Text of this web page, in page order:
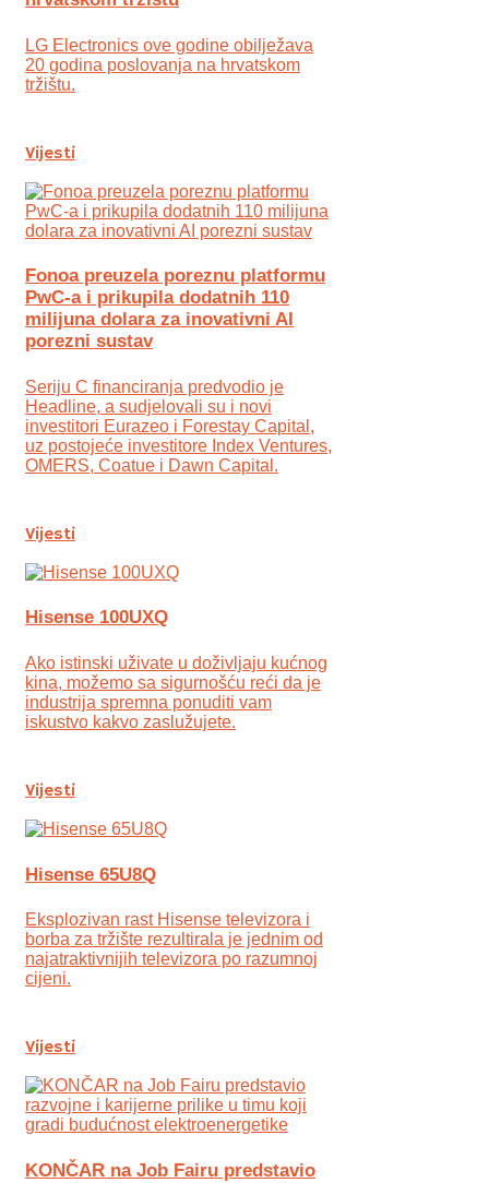
LG Electronics ove godine obilježava
20 godina poslovanja na hrvatskom
tržištu.
Vijesti
Fonoa preuzela poreznu platformu
PwC-a i prikupila dodatnih 110
milijuna dolara za inovativni AI
porezni sustav
Seriju C financiranja predvodio je
Headline, a sudjelovali su i novi
investitori Eurazeo i Forestay Capital,
uz postojeće investitore Index Ventures,
OMERS, Coatue i Dawn Capital.
Vijesti
Hisense 100UXQ
Ako istinski uživate u doživljaju kućnog
kina, možemo sa sigurnošću reći da je
industrija spremna ponuditi vam
iskustvo kakvo zaslužujete.
Vijesti
Hisense 65U8Q
Eksplozivan rast Hisense televizora i
borba za tržište rezultirala je jednim od
najatraktivnijih televizora po razumnoj
cijeni.
Vijesti
KONČAR na Job Fairu predstavio